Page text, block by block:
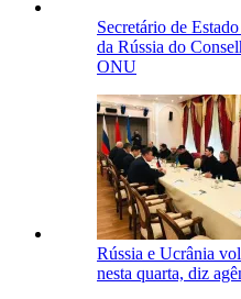
Secretário de
da Rússia do
ONU
Rússia e Ucrânia
nesta quarta, diz